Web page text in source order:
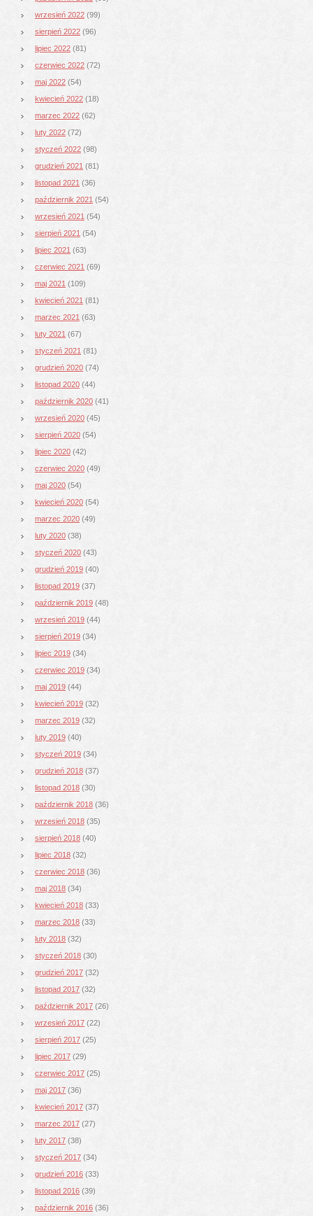
wrzesień 2022 (99)
sierpień 2022 (96)
lipiec 2022 (81)
czerwiec 2022 (72)
maj 2022 (54)
kwiecień 2022 (18)
marzec 2022 (62)
luty 2022 (72)
styczeń 2022 (98)
grudzień 2021 (81)
listopad 2021 (36)
październik 2021 (54)
wrzesień 2021 (54)
sierpień 2021 (54)
lipiec 2021 (63)
czerwiec 2021 (69)
maj 2021 (109)
kwiecień 2021 (81)
marzec 2021 (63)
luty 2021 (67)
styczeń 2021 (81)
grudzień 2020 (74)
listopad 2020 (44)
październik 2020 (41)
wrzesień 2020 (45)
sierpień 2020 (54)
lipiec 2020 (42)
czerwiec 2020 (49)
maj 2020 (54)
kwiecień 2020 (54)
marzec 2020 (49)
luty 2020 (38)
styczeń 2020 (43)
grudzień 2019 (40)
listopad 2019 (37)
październik 2019 (48)
wrzesień 2019 (44)
sierpień 2019 (34)
lipiec 2019 (34)
czerwiec 2019 (34)
maj 2019 (44)
kwiecień 2019 (32)
marzec 2019 (32)
luty 2019 (40)
styczeń 2019 (34)
grudzień 2018 (37)
listopad 2018 (30)
październik 2018 (36)
wrzesień 2018 (35)
sierpień 2018 (40)
lipiec 2018 (32)
czerwiec 2018 (36)
maj 2018 (34)
kwiecień 2018 (33)
marzec 2018 (33)
luty 2018 (32)
styczeń 2018 (30)
grudzień 2017 (32)
listopad 2017 (32)
październik 2017 (26)
wrzesień 2017 (22)
sierpień 2017 (25)
lipiec 2017 (29)
czerwiec 2017 (25)
maj 2017 (36)
kwiecień 2017 (37)
marzec 2017 (27)
luty 2017 (38)
styczeń 2017 (34)
grudzień 2016 (33)
listopad 2016 (39)
październik 2016 (36)